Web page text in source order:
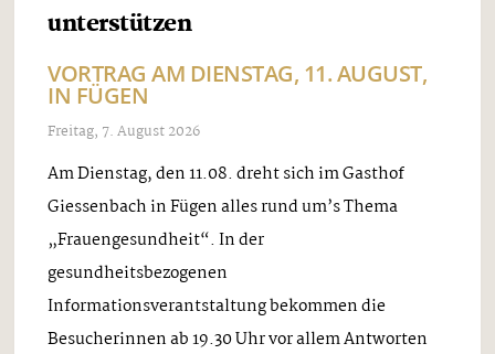
unterstützen
VORTRAG AM DIENSTAG, 11. AUGUST,
IN FÜGEN
Freitag, 7. August 2026
Am Dienstag, den 11.08. dreht sich im Gasthof
Giessenbach in Fügen alles rund um’s Thema
„Frauengesundheit“. In der
gesundheitsbezogenen
Informationsverantstaltung bekommen die
Besucherinnen ab 19.30 Uhr vor allem Antworten